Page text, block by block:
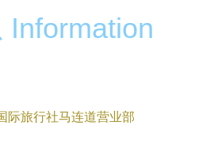
Information
际旅行社马连道营业部